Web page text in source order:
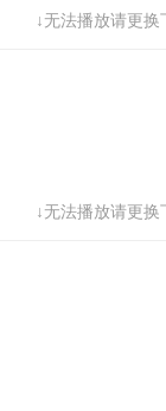
↓无法播放请更换
↓无法播放请更换